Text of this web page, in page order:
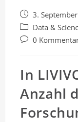
Beitrag
veröffentlicht:
3.
Beitrags-
Kategorie:
Data &
Beitrags-
0
In
Anzahl